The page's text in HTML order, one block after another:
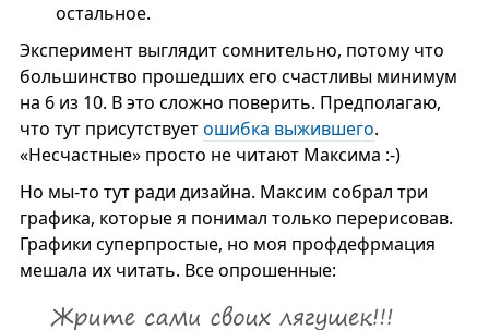
остальное.
Эксперимент выглядит сомнительно, потому что
большинство прошедших его счастливы минимум
на 6 из 10. В это сложно поверить. Предполагаю,
что тут присутствуетошибка выжившего.
«Несчастные» просто не читают Максима :-)
Но мы-то тут ради дизайна. Максим собрал три
графика, которые я понимал только перерисовав.
Графики суперпростые, но моя профдефрмация
мешала их читать. Все опрошенные: